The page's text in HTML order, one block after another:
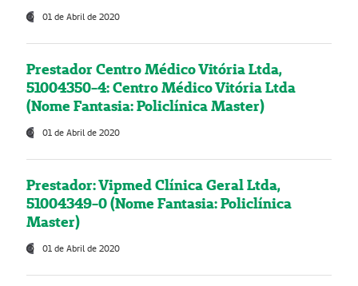
01 de Abril de 2020
Prestador Centro Médico Vitória Ltda,
51004350-4: Centro Médico Vitória Ltda
(Nome Fantasia: Policlínica Master)
01 de Abril de 2020
Prestador: Vipmed Clínica Geral Ltda,
51004349-0 (Nome Fantasia: Policlínica
Master)
01 de Abril de 2020